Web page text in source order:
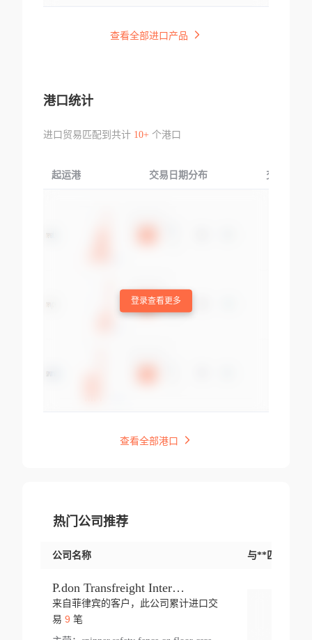
查看全部进口产品
港口统计
进口贸易匹配到共计 10+个港口
起运港 交易日期分布 交易产品
登录查看更多
查看全部港口
热门公司推荐
公司名称 与**匹配交易
P.don Transfreight International
来自菲律宾的客户，此公司累计进口交
易 9 笔